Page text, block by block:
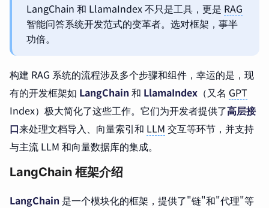
LangChain 和 LlamaIndex 不只是工具，更是 RAG
智能问答系统开发范式的变革者。选对框架，事半
功倍。
构建 RAG 系统的流程涉及多个步骤和组件，幸运的是，现
有的开发框架如 LangChain 和 LlamaIndex （又名 GPT
Index）极大简化了这些工作。它们为开发者提供了高层接
口来处理文档导入、向量索引和 LLM 交互等环节，并支持
与主流 LLM 和向量数据库的集成。
LangChain 框架介绍
LangChain 是一个模块化的框架，提供了"链"和"代理"等